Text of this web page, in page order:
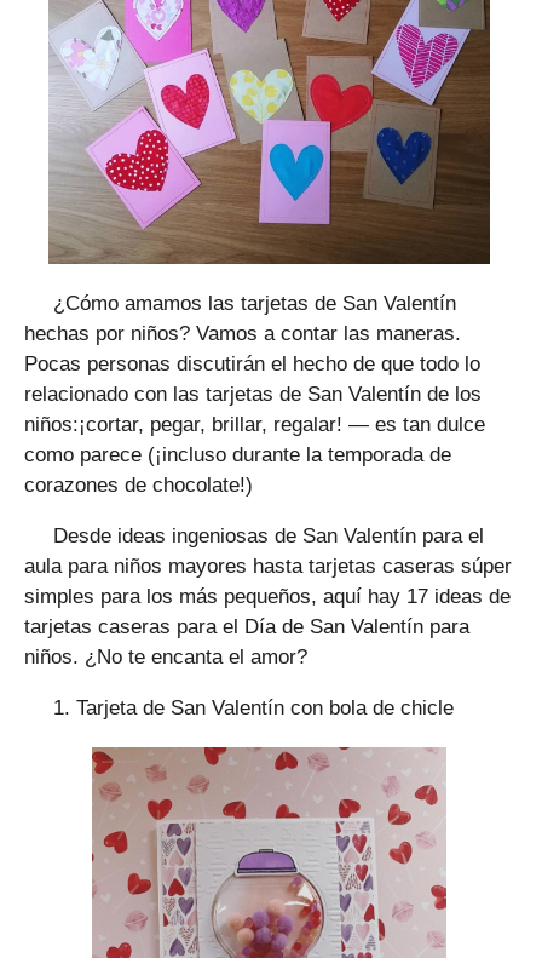
¿Cómo amamos las tarjetas de San Valentín
hechas por niños? Vamos a contar las maneras.
Pocas personas discutirán el hecho de que todo lo
relacionado con las tarjetas de San Valentín de los
niños:¡cortar, pegar, brillar, regalar! — es tan dulce
como parece (¡incluso durante la temporada de
corazones de chocolate!)
Desde ideas ingeniosas de San Valentín para el
aula para niños mayores hasta tarjetas caseras súper
simples para los más pequeños, aquí hay 17 ideas de
tarjetas caseras para el Día de San Valentín para
niños. ¿No te encanta el amor?
1. Tarjeta de San Valentín con bola de chicle